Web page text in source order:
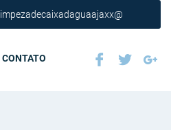
limpezadecaixadaguaajaxx@
CONTATO